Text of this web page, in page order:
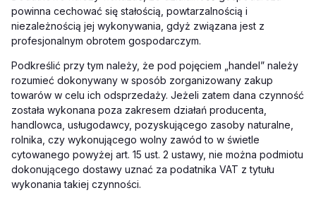
powinna cechować się stałością, powtarzalnością i
niezależnością jej wykonywania, gdyż związana jest z
profesjonalnym obrotem gospodarczym.
Podkreślić przy tym należy, że pod pojęciem „handel” należy
rozumieć dokonywany w sposób zorganizowany zakup
towarów w celu ich odsprzedaży. Jeżeli zatem dana czynność
została wykonana poza zakresem działań producenta,
handlowca, usługodawcy, pozyskującego zasoby naturalne,
rolnika, czy wykonującego wolny zawód to w świetle
cytowanego powyżej art. 15 ust. 2 ustawy, nie można podmiotu
dokonującego dostawy uznać za podatnika VAT z tytułu
wykonania takiej czynności.